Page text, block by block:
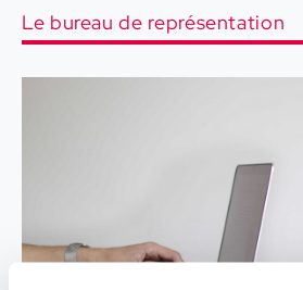
Le bureau de représentation